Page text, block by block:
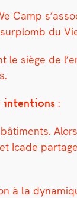
Camp
du
siège de
:
bâti­ments.
Icade
à la